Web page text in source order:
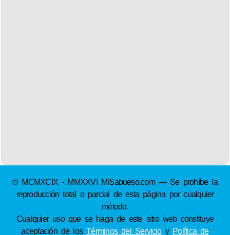
© MCMXCIX - MMXXVI MiSabueso.com — Se prohíbe la
reproducción total o parcial de esta página por cualquier
método.
Cualquier uso que se haga de este sitio web constituye
aceptación de losTérminos del Servicioy Política de